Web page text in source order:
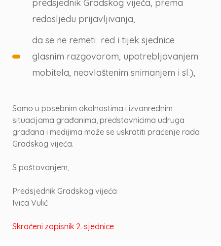
predsjednik Gradskog vijeća, prema
redosljedu prijavljivanja,
da se ne remeti red i tijek sjednice
glasnim razgovorom, upotrebljavanjem
mobitela, neovlaštenim snimanjem i sl.),
Samo u posebnim okolnostima i izvanrednim
situacijama građanima, predstavnicima udruga
građana i medijima može se uskratiti praćenje rada
Gradskog vijeća.
S poštovanjem,
Predsjednik Gradskog vijeća
Ivica Vulić
Skraćeni zapisnik 2. sjednice